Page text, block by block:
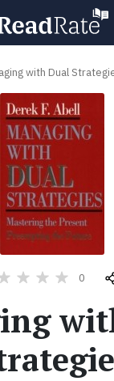
with Dual
0